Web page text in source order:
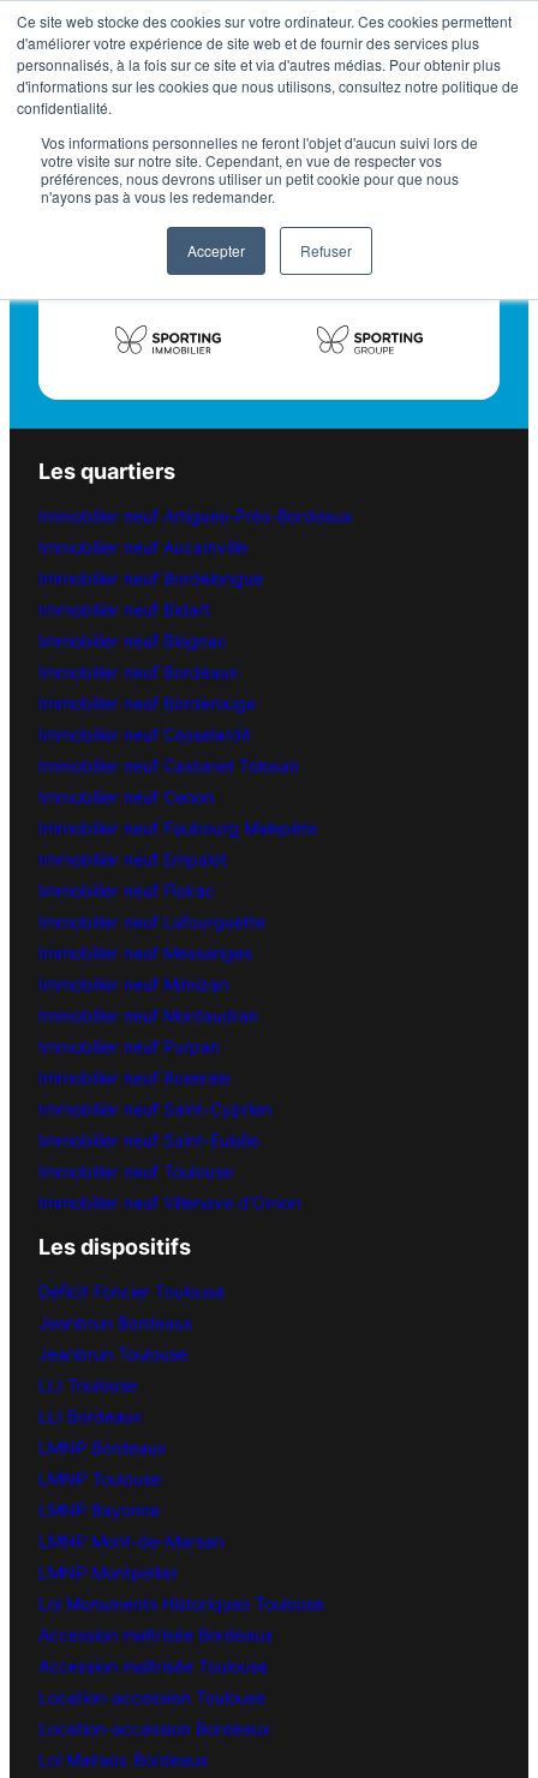
Ce site web stocke des cookies sur votre ordinateur. Ces cookies permettent
d'améliorer votre expérience de site web et de fournir des services plus
personnalisés, à la fois sur ce site et via d'autres médias. Pour obtenir plus
d'informations sur les cookies que nous utilisons, consultez notre politique de
confidentialité.
Vos informations personnelles ne feront l'objet d'aucun suivi lors de
votre visite sur notre site. Cependant, en vue de respecter vos
préférences, nous devrons utiliser un petit cookie pour que nous
n'ayons pas à vous les redemander.
Accepter Refuser
Aller
au
contenu
Suivez-nous sur les réseaux sociaux
Retrouvez nous aussi sur :
Les quartiers
Immobilier neuf Artigues-Près-Bordeaux
Immobilier neuf Aucamville
Immobilier neuf Bordelongue
Immobilier neuf Bidart
Immobilier neuf Blagnac
Immobilier neuf Bordeaux
Immobilier neuf Borderouge
Immobilier neuf Casselardit
Immobilier neuf Castanet Tolosan
Immobilier neuf Cenon
Immobilier neuf Faubourg Malepère
Immobilier neuf Empalot
Immobilier neuf Floirac
Immobilier neuf Lafourguette
Immobilier neuf Messanges
Immobilier neuf Mimizan
Immobilier neuf Montaudran
Immobilier neuf Purpan
Immobilier neuf Roseraie
Immobilier neuf Saint-Cyprien
Immobilier neuf Saint-Eulalie
Immobilier neuf Toulouse
Immobilier neuf Villenave d’Ornon
Les dispositifs
Déficit Foncier Toulouse
Jeanbrun Bordeaux
Jeanbrun Toulouse
LLI Toulouse
LLI Bordeaux
LMNP Bordeaux
LMNP Toulouse
LMNP Bayonne
LMNP Mont-de-Marsan
LMNP Montpellier
Loi Monuments Historiques Toulouse
Accession maîtrisée Bordeaux
Accession maîtrisée Toulouse
Location-accession Toulouse
Location-accession Bordeaux
Loi Malraux Bordeaux